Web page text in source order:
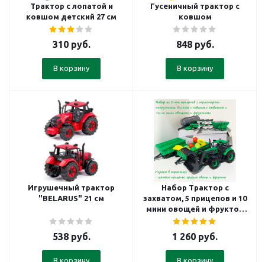
Трактор с лопатой и
ковшом детский 27 см
310руб.
В корзину
Гусеничный трактор с
ковшом
848руб.
В корзину
Игрушечный трактор
"BELARUS" 21 см
538руб.
В корзину
Набор Трактор с
захватом, 5 прицепов и 10
мини овощей и фруктов
(зеленый)
1 260 руб.
В корзину